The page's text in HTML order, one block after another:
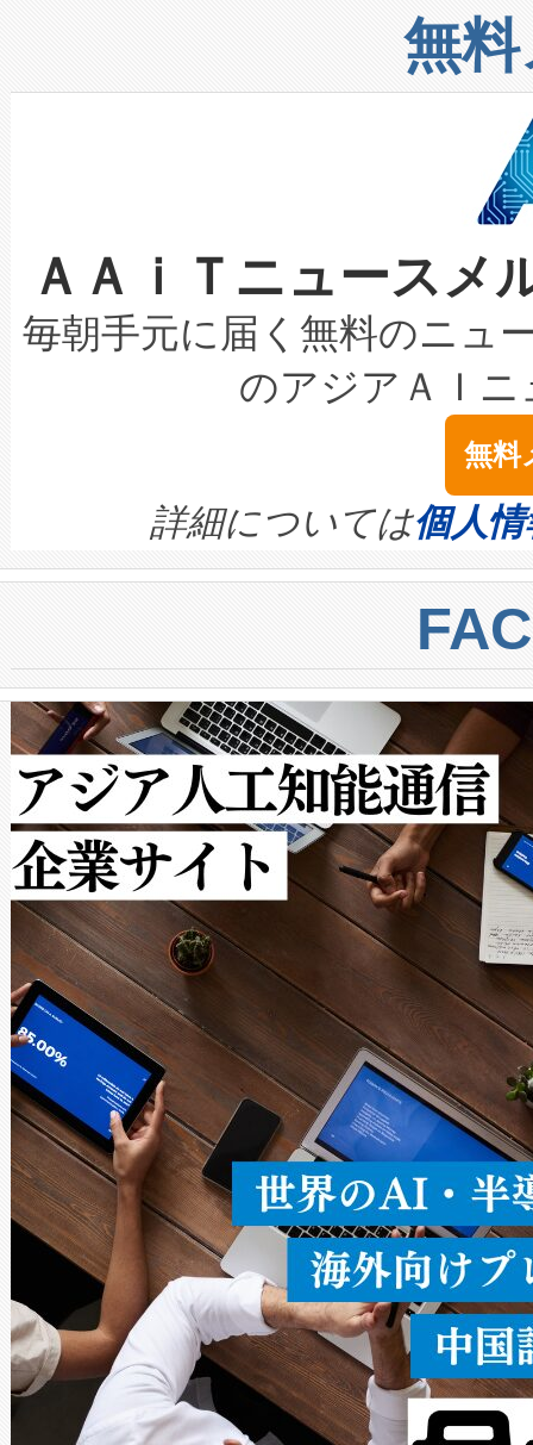
上げおよび商用化段階におけ
設備整備および立ち上げ調整
加組織は、Enzeneのバイオ
選定された製品について、自
取得できる可能性もあります
設には、3億～4億ドルかか
最高経営責任者（CEO）であ
す。「当社のfully-connected
ームを利用すれば、6,000万
きます。この効率性は、フェ
増加しているデータセンター
る電力網に大きな負担をかけ
事業者の負担軽減という課題
系統連系を迅速にし、ピーク
限を超えて利用可能な電力容
持できるよう貢献します。こ
ービスレベル契約（SLA）違
テリー性能の劣化によるダウ
念は、現在データセンターが
ます。 Voltaiq provides a
quality and reliability for AI
BESS stack to ensure battery
centers. Voltaiqは、ai&のAI
からシステム統合、試運転、
クルの各段階のデータを監視
[…]
リューション「Avia 2」を発
したAvia 2は、1,000メート
狭視野のFOVを切り替えるこ
ケーブル、枝などの細かな対
なレーザースポットにより、
な環境下でも豊かなディテー
キロメートル範囲を検出
LiDAR for Inspections,
は1535 nmレーザーを搭載。
イズの小径化を実現すること
す。ノーマルモードでは、
ートル先まで検出でき、これ
トに対して約600メートルに
では、反射率10％のターゲッ
で向上し、最大検知距離は
ットだけで最大1キロメート
ルの変電所周囲を監視でき、
作業と点群処理を簡素化でき
Avia 2は、2種類のFOVオプシ
× 80°のノーマルモード、長
ードを切り替えて使用するこ
ることなく、単一のデバイス
うにします。遠距離まで届く
密度なスキャ […]
無
ＡＡｉＴニュース
毎朝手元に届く無料のニュ
のアジアＡＩ
無料
詳細については個人